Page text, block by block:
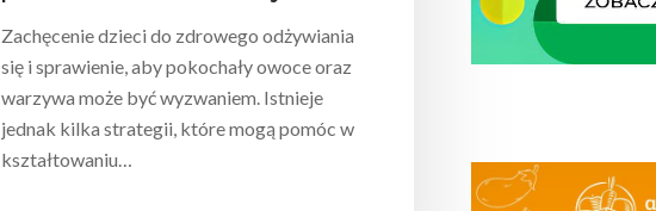
Zachęcenie dzieci do zdrowego odżywiania
się i sprawienie, aby pokochały owoce oraz
warzywa może być wyzwaniem. Istnieje
jednak kilka strategii, które mogą pomóc w
kształtowaniu…